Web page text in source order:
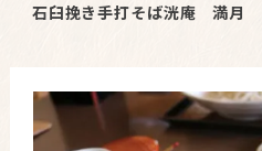
石臼挽き手打そば洸庵 満月